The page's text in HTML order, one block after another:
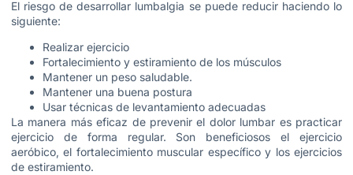
El riesgo de desarrollar lumbalgia se puede reducir haciendo lo
siguiente:
Realizar ejercicio
Fortalecimiento y estiramiento de los músculos
Mantener un peso saludable.
Mantener una buena postura
Usar técnicas de levantamiento adecuadas
La manera más eficaz de prevenir el dolor lumbar es practicar
ejercicio de forma regular. Son beneficiosos el ejercicio
aeróbico, el fortalecimiento muscular específico y los ejercicios
de estiramiento.